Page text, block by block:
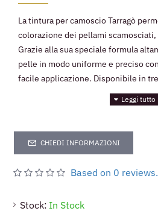
Stock: In Stock
Based on 0 reviews.
La tintura per camoscio Tarragò
colorazione dei pellami
Grazie alla sua speciale formula
pelle in modo uniforme e preciso
facile applicazione. Disponibile in
CHIEDI INFORMAZIONI